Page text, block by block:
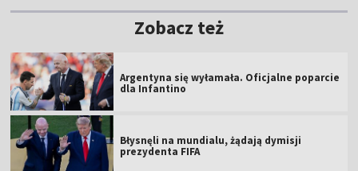
Zobacz też
Argentyna się wyłamała. Oficjalne poparcie
dla Infantino
Błysnęli na mundialu, żądają dymisji
prezydenta FIFA